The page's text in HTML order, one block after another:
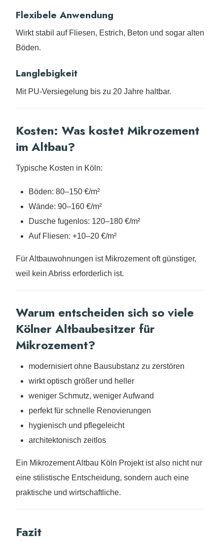
Flexibele Anwendung
Wirkt stabil auf Fliesen, Estrich, Beton und sogar alten
Böden.
Langlebigkeit
Mit PU-Versiegelung bis zu 20 Jahre haltbar.
Kosten: Was kostet Mikrozement
im Altbau?
Typische Kosten in Köln:
Böden: 80–150 €/m²
Wände: 90–160 €/m²
Dusche fugenlos: 120–180 €/m²
Auf Fliesen: +10–20 €/m²
Für Altbauwohnungen ist Mikrozement oft günstiger,
weil kein Abriss erforderlich ist.
Warum entscheiden sich so viele
Kölner Altbaubesitzer für
Mikrozement?
modernisiert ohne Bausubstanz zu zerstören
wirkt optisch größer und heller
weniger Schmutz, weniger Aufwand
perfekt für schnelle Renovierungen
hygienisch und pflegeleicht
architektonisch zeitlos
Ein Mikrozement Altbau Köln Projekt ist also nicht nur
eine stilistische Entscheidung, sondern auch eine
praktische und wirtschaftliche.
Fazit